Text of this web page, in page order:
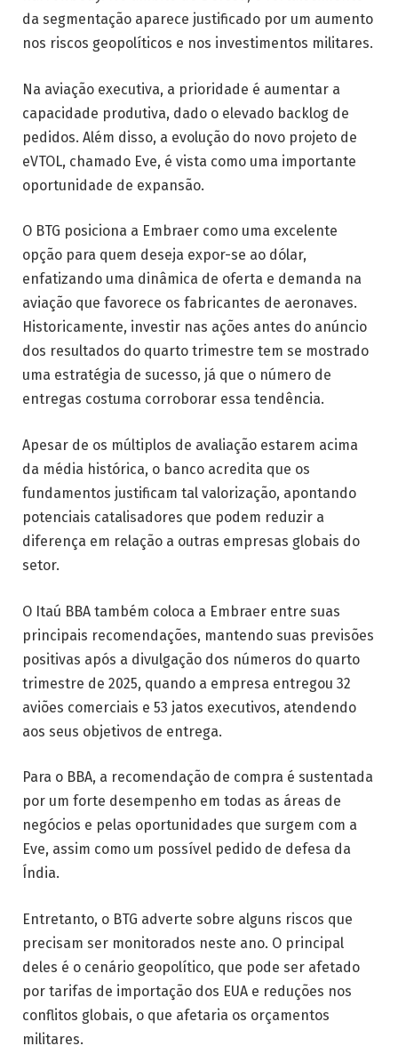
da segmentação aparece justificado por um aumento
nos riscos geopolíticos e nos investimentos militares.
Na aviação executiva, a prioridade é aumentar a
capacidade produtiva, dado o elevado backlog de
pedidos. Além disso, a evolução do novo projeto de
eVTOL, chamado Eve, é vista como uma importante
oportunidade de expansão.
O BTG posiciona a Embraer como uma excelente
opção para quem deseja expor-se ao dólar,
enfatizando uma dinâmica de oferta e demanda na
aviação que favorece os fabricantes de aeronaves.
Historicamente, investir nas ações antes do anúncio
dos resultados do quarto trimestre tem se mostrado
uma estratégia de sucesso, já que o número de
entregas costuma corroborar essa tendência.
Apesar de os múltiplos de avaliação estarem acima
da média histórica, o banco acredita que os
fundamentos justificam tal valorização, apontando
potenciais catalisadores que podem reduzir a
diferença em relação a outras empresas globais do
setor.
O Itaú BBA também coloca a Embraer entre suas
principais recomendações, mantendo suas previsões
positivas após a divulgação dos números do quarto
trimestre de 2025, quando a empresa entregou 32
aviões comerciais e 53 jatos executivos, atendendo
aos seus objetivos de entrega.
Para o BBA, a recomendação de compra é sustentada
por um forte desempenho em todas as áreas de
negócios e pelas oportunidades que surgem com a
Eve, assim como um possível pedido de defesa da
Índia.
Entretanto, o BTG adverte sobre alguns riscos que
precisam ser monitorados neste ano. O principal
deles é o cenário geopolítico, que pode ser afetado
por tarifas de importação dos EUA e reduções nos
conflitos globais, o que afetaria os orçamentos
militares.